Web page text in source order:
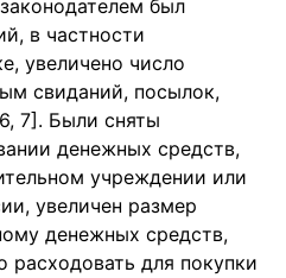
был
в частности
увеличено число
свиданий, посылок,
7]. Были сняты
денежных средств,
учреждении или
увеличен размер
денежных средств,
расходовать для покупки